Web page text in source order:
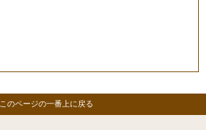
このページの一番上に戻る